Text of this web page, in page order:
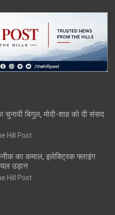
चुनावी बिगुल, मोदी-शाह को दी संसद
Hill Post
का कमाल, इलेक्ट्रिक फ्लाइंग
उड़ान
Hill Post